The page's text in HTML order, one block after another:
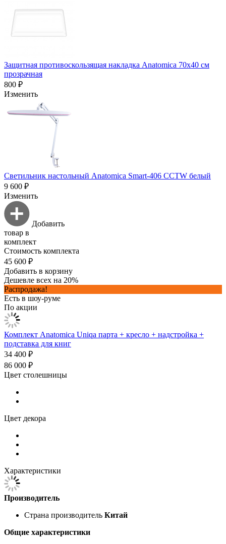
Защитная противоскользящая накладка Anatomica 70х40 см
прозрачная
800 ₽
Изменить
Светильник настольный Anatomica Smart-406 CCTW белый
9 600 ₽
Изменить
Добавить
товар в
комплект
Стоимость комплекта
45 600 ₽
Добавить в корзину
Дешевле всех на 20%
Распродажа!
Есть в шоу-руме
По акции
Комплект Anatomica Uniqa парта + кресло + надстройка +
подставка для книг
34 400 ₽
86 000 ₽
Цвет столешницы
Цвет декора
Характеристики
Производитель
Страна производитель Китай
Общие характеристики